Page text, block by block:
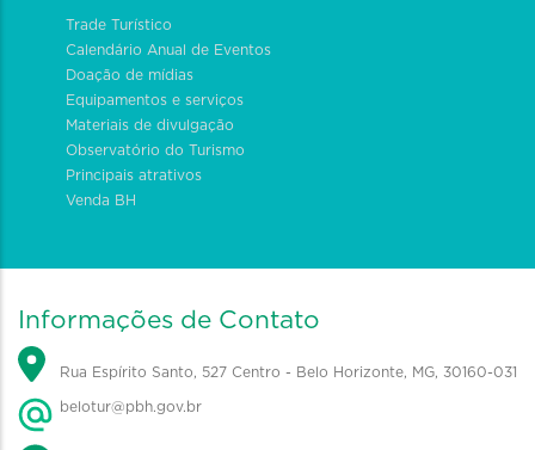
Trade Turístico
Calendário Anual de Eventos
Doação de mídias
Equipamentos e serviços
Materiais de divulgação
Observatório do Turismo
Principais atrativos
Venda BH
Informações de Contato
Rua Espírito Santo, 527 Centro - Belo Horizonte, MG, 30160-031
belotur@pbh.gov.br